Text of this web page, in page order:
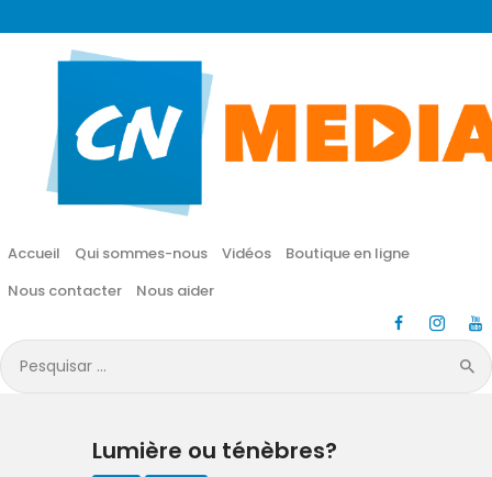
Accueil Qui sommes-nous Vidéos
Boutique en ligne
Nous contacter
Nous aider
Pesquisar
por:
CN MÉDIA
Une vie nouvelle en JESUS !
Accueil
Vidéos
Boutique en ligne
Nous aider
Lumière ou ténèbres?